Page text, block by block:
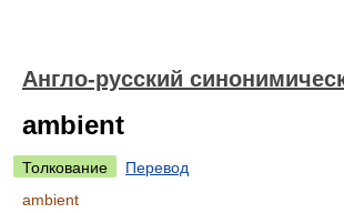
Англо-русский
ambient
Толкование
Перевод
ambient